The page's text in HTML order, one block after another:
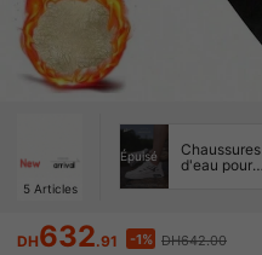
5 Articles
Épuisé
Chaussures
d'eau pour
DH632.91 -1% DH642.00